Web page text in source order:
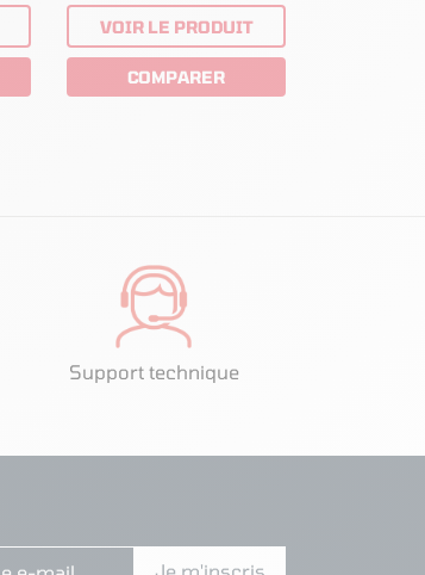
VOIR LE PRODUIT
COMPARER
Support technique